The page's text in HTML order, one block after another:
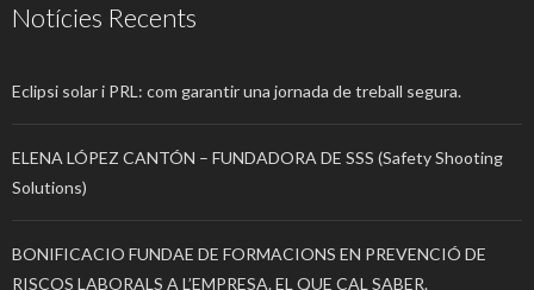
Notícies Recents
Eclipsi solar i PRL: com garantir una jornada de treball segura.
ELENA LÓPEZ CANTÓN – FUNDADORA DE SSS (Safety Shooting
Solutions)
BONIFICACIO FUNDAE DE FORMACIONS EN PREVENCIÓ DE
RISCOS LABORALS A L’EMPRESA. EL QUE CAL SABER.